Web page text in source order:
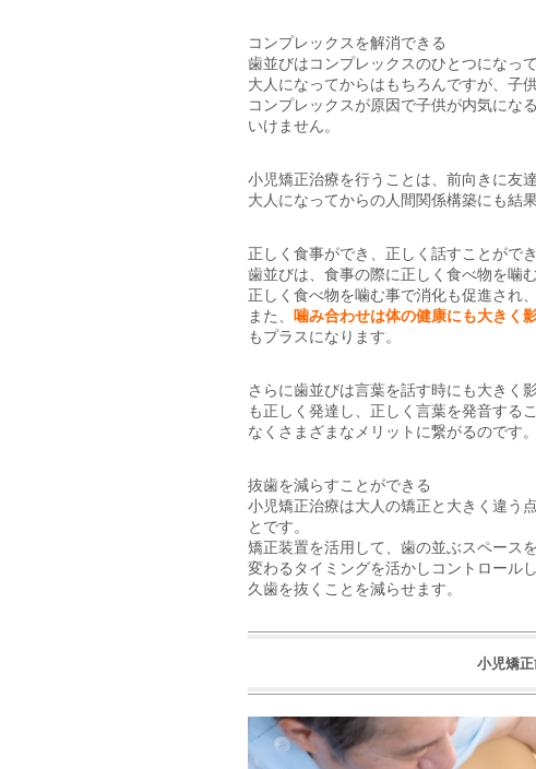
コンプレックスを解消できる
歯並びはコンプレックスのひとつになって
大人になってからはもちろんですが、子
コンプレックスが原因で子供が内気にな
いけません。
小児矯正治療を行うことは、前向きに友
大人になってからの人間関係構築にも結
正しく食事ができ、正しく話すことがで
歯並びは、食事の際に正しく食べ物を噛
正しく食べ物を噛む事で消化も促進され
また、 噛み合わせは体の健康にも大きく
もプラスになります。
さらに歯並びは言葉を話す時にも大きく
も正しく発達し、正しく言葉を発音する
なくさまざまなメリットに繋がるのです。
抜歯を減らすことができる
小児矯正治療は大人の矯正と大きく違う
とです。
矯正装置を活用して、歯の並ぶスペース
変わるタイミングを活かしコントロール
久歯を抜くことを減らせます。
小児矯